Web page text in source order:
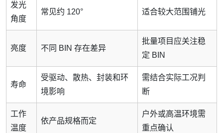
发光
角度
常见约 120° 适合较大范围铺光
亮度 不同 BIN 存在差异
批量项目应关注稳
定 BIN
寿命
受驱动、散热、封装和环
境影响
需结合实际工况判
断
工作
温度
依产品规格而定
户外或高温环境需
重点确认